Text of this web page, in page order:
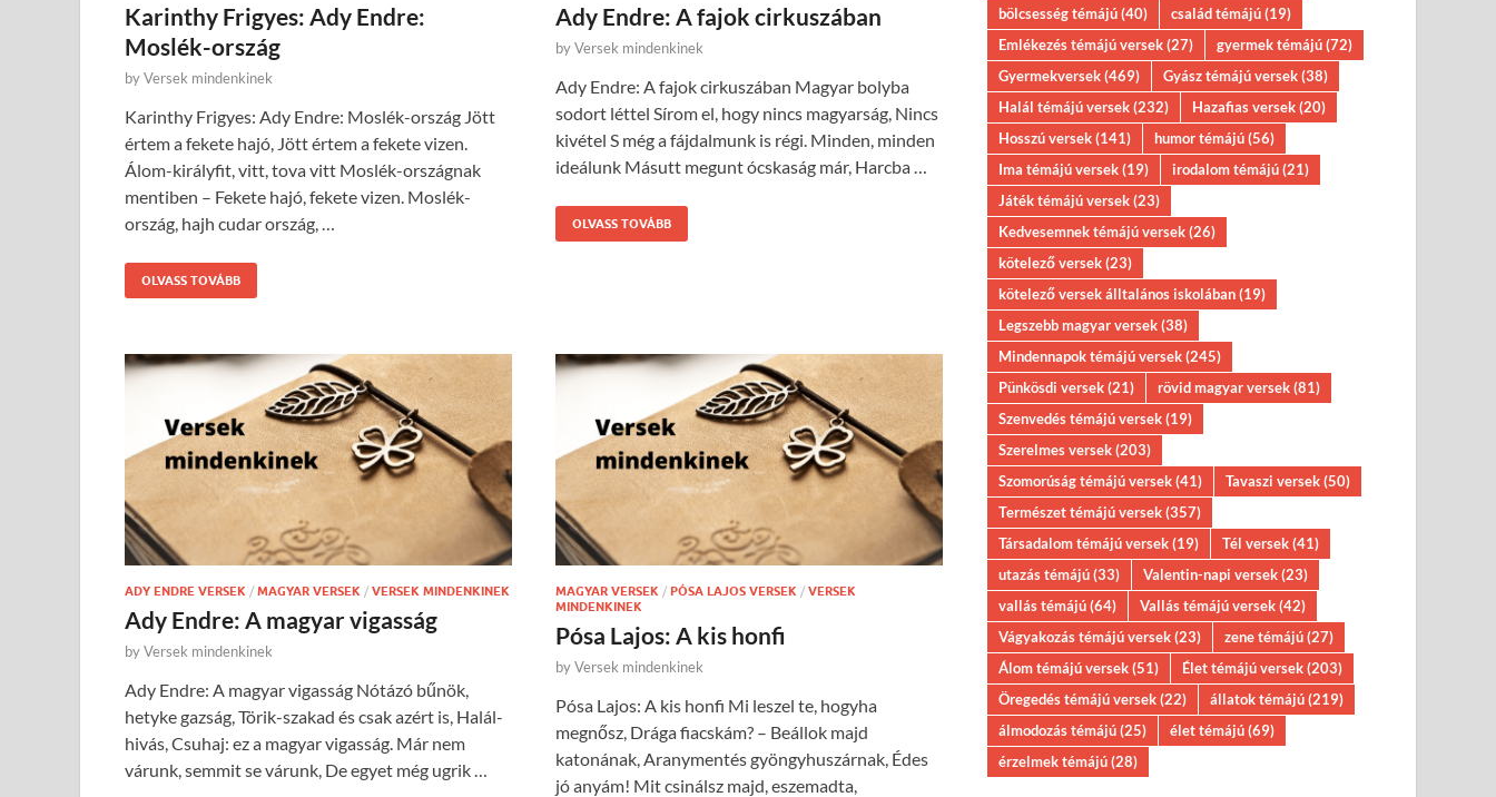
Karinthy Frigyes: Ady Endre:
Moslék-ország
byVersek mindenkinek
Karinthy Frigyes: Ady Endre: Moslék-ország Jött
értem a fekete hajó, Jött értem a fekete vizen.
Álom-királyfit, vitt, tova vitt Moslék-országnak
mentiben – Fekete hajó, fekete vizen. Moslék-
ország, hajh cudar ország, …
OLVASS TOVÁBB
Ady Endre: A fajok cirkuszában
byVersek mindenkinek
Ady Endre: A fajok cirkuszában Magyar bolyba
sodort léttel Sírom el, hogy nincs magyarság, Nincs
kivétel S még a fájdalmunk is régi. Minden, minden
ideálunk Másutt megunt ócskaság már, Harcba …
OLVASS TOVÁBB
ADY ENDRE VERSEK / MAGYAR VERSEK / VERSEK MINDENKINEK
Ady Endre: A magyar vigasság
byVersek mindenkinek
Ady Endre: A magyar vigasság Nótázó bűnök,
hetyke gazság, Törik-szakad és csak azért is, Halál-
hivás, Csuhaj: ez a magyar vigasság. Már nem
várunk, semmit se várunk, De egyet még ugrik …
MAGYAR VERSEK / PÓSA LAJOS VERSEK / VERSEK
MINDENKINEK
Pósa Lajos: A kis honfi
byVersek mindenkinek
Pósa Lajos: A kis honfi Mi leszel te, hogyha
megnősz, Drága fiacskám? – Beállok majd
katonának, Aranymentés gyöngyhuszárnak, Édes
jó anyám! Mit csinálsz majd, eszemadta,
bölcsesség témájú(40) család témájú(19)
Emlékezés témájú versek(27) gyermek témájú(72)
Gyermekversek(469) Gyász témájú versek(38)
Halál témájú versek(232) Hazafias versek(20)
Hosszú versek(141) humor témájú(56)
Ima témájú versek(19) irodalom témájú(21)
Játék témájú versek(23)
Kedvesemnek témájú versek(26)
kötelező versek(23)
kötelező versek álltalános iskolában(19)
Legszebb magyar versek(38)
Mindennapok témájú versek(245)
Pünkösdi versek(21) rövid magyar versek(81)
Szenvedés témájú versek(19)
Szerelmes versek(203)
Szomorúság témájú versek(41) Tavaszi versek(50)
Természet témájú versek(357)
Társadalom témájú versek(19) Tél versek(41)
utazás témájú(33) Valentin-napi versek(23)
vallás témájú(64) Vallás témájú versek(42)
Vágyakozás témájú versek(23) zene témájú(27)
Álom témájú versek(51) Élet témájú versek(203)
Öregedés témájú versek(22) állatok témájú(219)
álmodozás témájú(25) élet témájú(69)
érzelmek témájú(28)